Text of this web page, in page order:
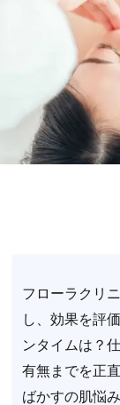
フローラクリ
し、効果を評
ンタイムは？
有無までを正
ばかすの肌悩